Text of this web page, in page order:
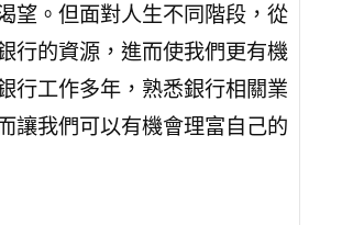
望。但面對人生不同階段，從
行的資源，進而使我們更有機
行工作多年，熟悉銀行相關業
讓我們可以有機會理富自己的